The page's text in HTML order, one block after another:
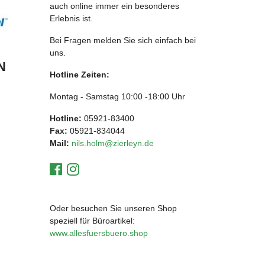
auch online immer ein besonderes
Erlebnis ist.
Bei Fragen melden Sie sich einfach bei
uns.
Hotline Zeiten:
Montag - Samstag 10:00 -18:00 Uhr
Hotline: 05921-83400
Fax: 05921-834044
Mail: nils.holm@zierleyn.de
Oder besuchen Sie unseren Shop
speziell für Büroartikel:
www.allesfuersbuero.shop